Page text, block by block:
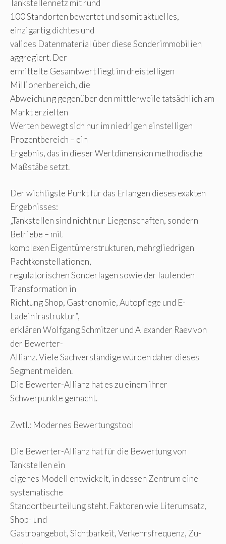
Tankstellennetz mit rund
100 Standorten bewertet und somit aktuelles,
einzigartig dichtes und
valides Datenmaterial über diese Sonderimmobilien
aggregiert. Der
ermittelte Gesamtwert liegt im dreistelligen
Millionenbereich, die
Abweichung gegenüber den mittlerweile tatsächlich am
Markt erzielten
Werten bewegt sich nur im niedrigen einstelligen
Prozentbereich – ein
Ergebnis, das in dieser Wertdimension methodische
Maßstäbe setzt.
Der wichtigste Punkt für das Erlangen dieses exakten
Ergebnisses:
„Tankstellen sind nicht nur Liegenschaften, sondern
Betriebe – mit
komplexen Eigentümerstrukturen, mehrgliedrigen
Pachtkonstellationen,
regulatorischen Sonderlagen sowie der laufenden
Transformation in
Richtung Shop, Gastronomie, Autopflege und E-
Ladeinfrastruktur“,
erklären Wolfgang Schmitzer und Alexander Raev von
der Bewerter-
Allianz. Viele Sachverständige würden daher dieses
Segment meiden.
Die Bewerter-Allianz hat es zu einem ihrer
Schwerpunkte gemacht.
Zwtl.: Modernes Bewertungstool
Die Bewerter-Allianz hat für die Bewertung von
Tankstellen ein
eigenes Modell entwickelt, in dessen Zentrum eine
systematische
Standortbeurteilung steht. Faktoren wie Literumsatz,
Shop- und
Gastroangebot, Sichtbarkeit, Verkehrsfrequenz, Zu-